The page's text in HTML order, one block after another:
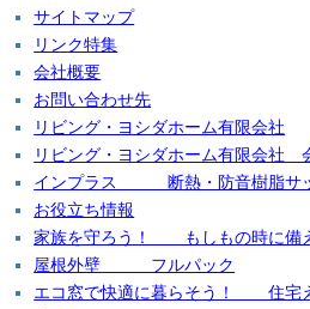
サイトマップ
リンク特集
会社概要
お問い合わせ先
リビング・ヨシダホーム有限会社
リビング・ヨシダホーム有限会社
インプラス 断熱・防音樹脂サッ
お役立ち情報
家族を守ろう！ もしもの時に備
屋根外壁 フルパック
エコ窓で快適に暮らそう！ 住宅